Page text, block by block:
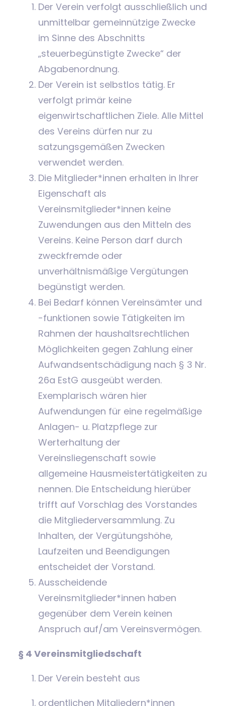
Der Verein verfolgt ausschließlich und
unmittelbar gemeinnützige Zwecke
im Sinne des Abschnitts
„steuerbegünstigte Zwecke“ der
Abgabenordnung.
Der Verein ist selbstlos tätig. Er
verfolgt primär keine
eigenwirtschaftlichen Ziele. Alle Mittel
des Vereins dürfen nur zu
satzungsgemäßen Zwecken
verwendet werden.
Die Mitglieder*innen erhalten in Ihrer
Eigenschaft als
Vereinsmitglieder*innen keine
Zuwendungen aus den Mitteln des
Vereins. Keine Person darf durch
zweckfremde oder
unverhältnismäßige Vergütungen
begünstigt werden.
Bei Bedarf können Vereinsämter und
-funktionen sowie Tätigkeiten im
Rahmen der haushaltsrechtlichen
Möglichkeiten gegen Zahlung einer
Aufwandsentschädigung nach § 3 Nr.
26a EstG ausgeübt werden.
Exemplarisch wären hier
Aufwendungen für eine regelmäßige
Anlagen- u. Platzpflege zur
Werterhaltung der
Vereinsliegenschaft sowie
allgemeine Hausmeistertätigkeiten zu
nennen. Die Entscheidung hierüber
trifft auf Vorschlag des Vorstandes
die Mitgliederversammlung. Zu
Inhalten, der Vergütungshöhe,
Laufzeiten und Beendigungen
entscheidet der Vorstand.
Ausscheidende
Vereinsmitglieder*innen haben
gegenüber dem Verein keinen
Anspruch auf/am Vereinsvermögen.
§ 4 Vereinsmitgliedschaft
Der Verein besteht aus
ordentlichen Mitgliedern*innen